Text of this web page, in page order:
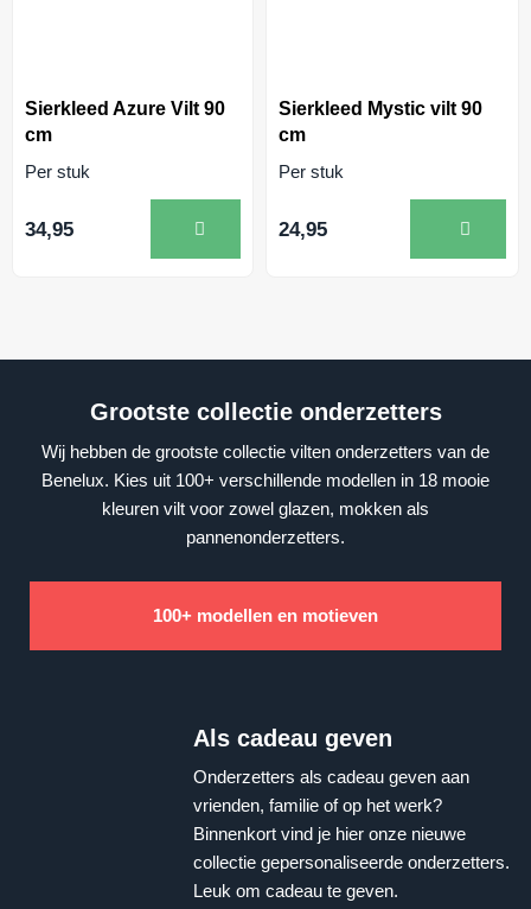
Sierkleed Azure Vilt 90
cm
Per stuk
34,95
Sierkleed Mystic vilt 90
cm
Per stuk
24,95
Grootste collectie onderzetters
Wij hebben de grootste collectie vilten onderzetters van de
Benelux. Kies uit 100+ verschillende modellen in 18 mooie
kleuren vilt voor zowel glazen, mokken als
pannenonderzetters.
100+ modellen en motieven
Als cadeau geven
Onderzetters als cadeau geven aan
vrienden, familie of op het werk?
Binnenkort vind je hier onze nieuwe
collectie gepersonaliseerde onderzetters.
Leuk om cadeau te geven.